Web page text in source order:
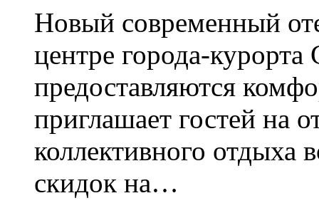
Новый современный
центре города-
предоставляются
приглашает гостей на
коллективного отдыха
скидок на…